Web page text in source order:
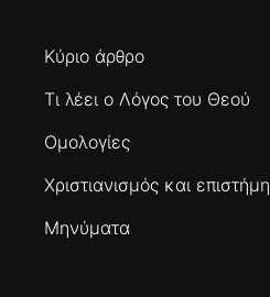
Κύριο άρθρο
Τι λέει ο Λόγος του Θεού
Ομολογίες
Χριστιανισμός και επιστήμη
Μηνύματα